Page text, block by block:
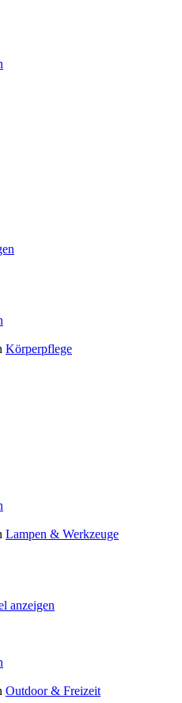
Körperpflege
Lampen & Werkzeuge
anzeigen
Outdoor & Freizeit